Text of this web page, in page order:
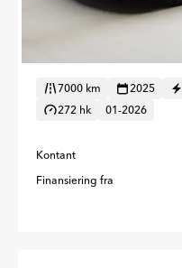
7000 km 2025
272 hk
01-2026
Kontant
Finansiering fra